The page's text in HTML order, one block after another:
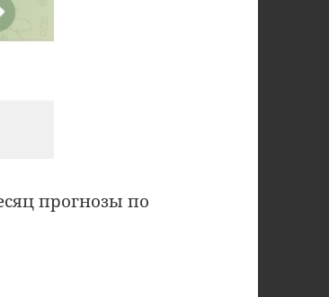
прогнозы по